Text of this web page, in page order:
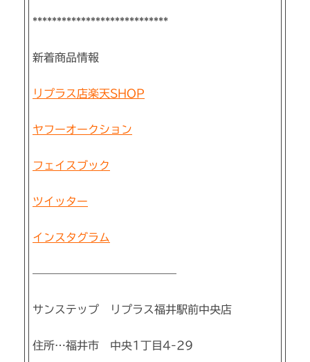
****************************
新着商品情報
リプラス店楽天SHOP
ヤフーオークション
フェイスブック
ツイッター
インスタグラム
—————————————
サンステップ リプラス福井駅前中央店
住所…福井市 中央1丁目4-29